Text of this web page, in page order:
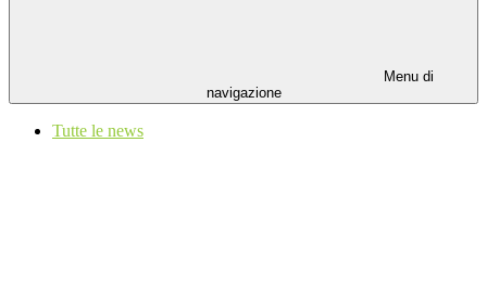
Menu di
navigazione
Tutte le news